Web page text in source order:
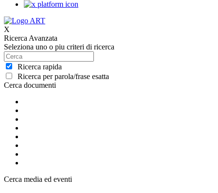
X
Ricerca Avanzata
Seleziona uno o piu criteri di ricerca
Ricerca rapida
Ricerca per parola/frase esatta
Cerca documenti
Cerca media ed eventi